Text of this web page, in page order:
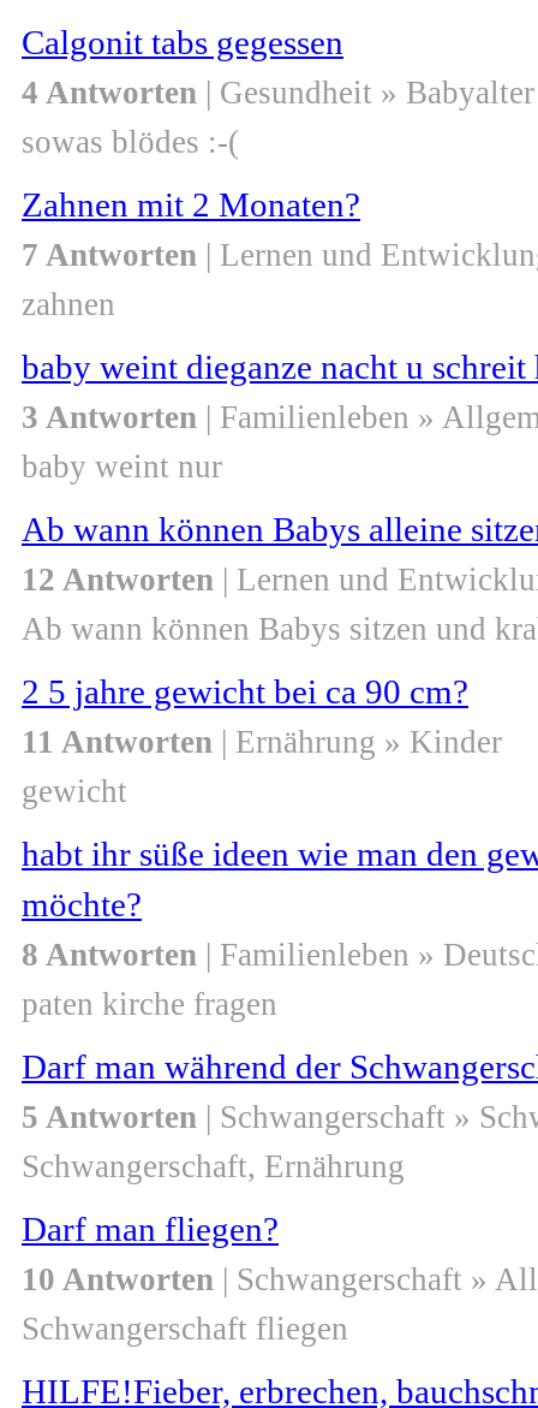
Calgonit tabs gegessen
4 Antworten | Gesundheit » Babyalter
sowas blödes :-(
Zahnen mit 2 Monaten?
7 Antworten | Lernen und
zahnen
baby weint dieganze nacht u
3 Antworten | Familienleben »
baby weint nur
Ab wann können Babys alleine
12 Antworten | Lernen und
Ab wann können Babys sitzen und
2 5 jahre gewicht bei ca 90 cm?
11 Antworten | Ernährung » Kinder
gewicht
habt ihr süße ideen wie man den
möchte?
8 Antworten | Familienleben »
paten kirche fragen
Darf man während der
5 Antworten | Schwangerschaft »
Schwangerschaft, Ernährung
Darf man fliegen?
10 Antworten | Schwangerschaft »
Schwangerschaft fliegen
HILFE!Fieber, erbrechen,